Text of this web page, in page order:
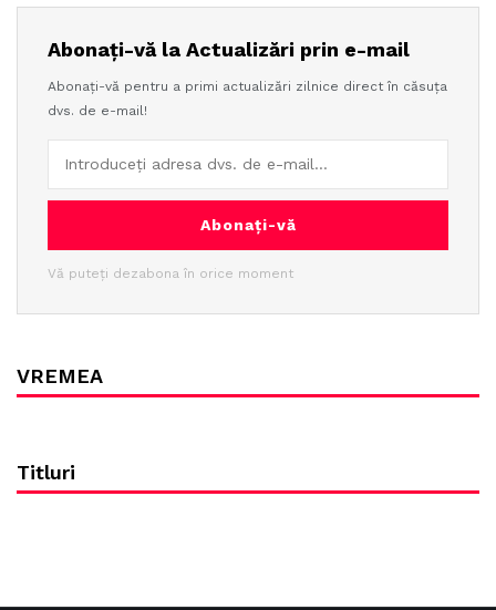
Abonați-vă la Actualizări prin e-mail
Abonați-vă pentru a primi actualizări zilnice direct în căsuța
dvs. de e-mail!
Abonați-vă
Vă puteți dezabona în orice moment
VREMEA
Titluri